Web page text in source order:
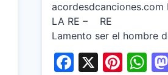
acordesdcanciones.com
LA RE –
Lamento ser el hombre
Facebook
X